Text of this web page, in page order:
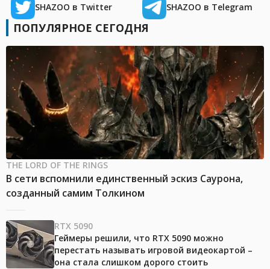
SHAZOO в Twitter SHAZOO в Telegram
ПОПУЛЯРНОЕ СЕГОДНЯ
THE LORD OF THE RINGS
В сети вспомнили единственный эскиз Саурона,
созданный самим Толкином
RTX 5090
Геймеры решили, что RTX 5090 можно
перестать называть игровой видеокартой –
она стала слишком дорого стоить